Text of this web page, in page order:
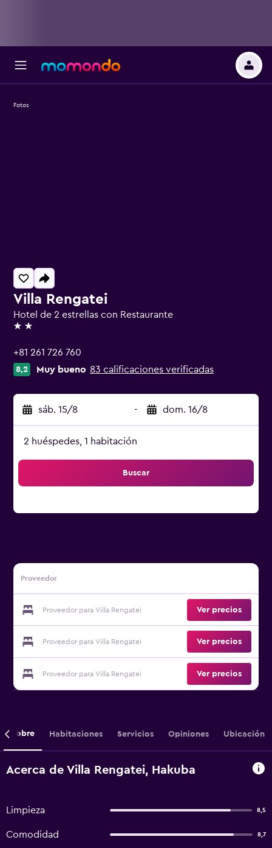
Villa Rengatei
Hotel de 2 estrellas con Restaurante
2 estrellas
+81 261 726 760
8,2 Muy bueno 83 calificaciones verificadas
sáb. 15/8 - dom. 16/8
2 huéspedes, 1 habitación
Buscar
Proveedor
Proveedor para Villa Rengatei Ver precios
Proveedor para Villa Rengatei Ver precios
Proveedor para Villa Rengatei Ver precios
Fotos
Sobre Habitaciones Servicios Opiniones Ubicación
Acerca de Villa Rengatei, Hakuba
Limpieza 8,5
Comodidad 8,7